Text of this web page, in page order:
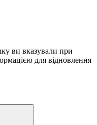
ви вказували при
для відновлення